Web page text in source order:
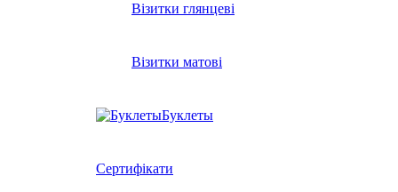
Візитки глянцеві
Візитки матові
Буклеты
Сертифікати